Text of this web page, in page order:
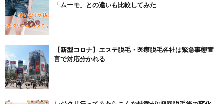
「ムーモ」との違いも比較してみた
【新型コロナ】エステ脱毛・医療脱毛各社は緊急事態宣
言で対応分かれる